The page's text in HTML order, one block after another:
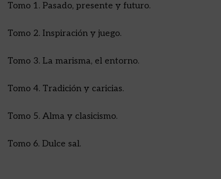
Tomo 1. Pasado, presente y futuro.
Tomo 2. Inspiración y juego.
Tomo 3. La marisma, el entorno.
Tomo 4. Tradición y caricias.
Tomo 5. Alma y clasicismo.
Tomo 6. Dulce sal.